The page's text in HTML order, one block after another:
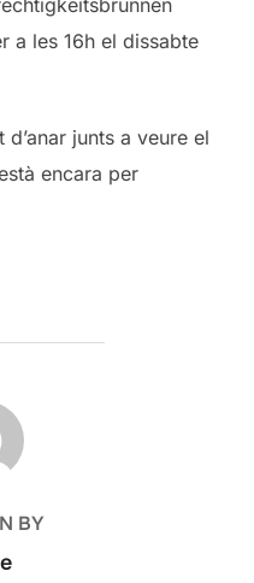
a les 16h el dissabte
junts a veure el
encara per
BY